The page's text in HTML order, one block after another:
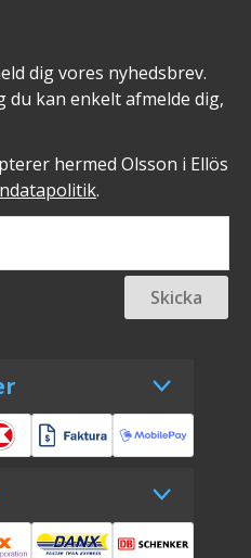
dig vores nyhedsbrev.
kan enkelt afmelde dig,
hermed Olsson i Ellös
.
Skicka